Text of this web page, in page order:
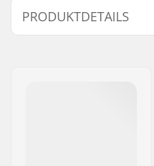
PRODUKTDETAILS